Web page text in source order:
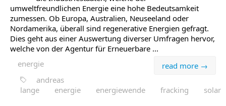
umweltfreundlichen Energie eine hohe Bedeutsamkeit
zumessen. Ob Europa, Australien, Neuseeland oder
Nordamerika, überall sind regenerative Energien gefragt.
Dies geht aus einer Auswertung diverser Umfragen hervor,
welche von der Agentur für Erneuerbare ...
read more →
energie
andreas
lange
energie energiewende fracking solar